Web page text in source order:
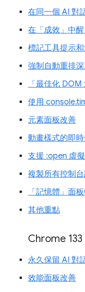
在同一個 AI 對
在「成效」中
標記工具提示
強制自動重排
「最佳化
使用
元素面板改善
動畫樣式的即
支援 :open 虛
複製所有控制
「記憶體」面
其他重點
Chrome 133
永久保留 AI 對
效能面板改善